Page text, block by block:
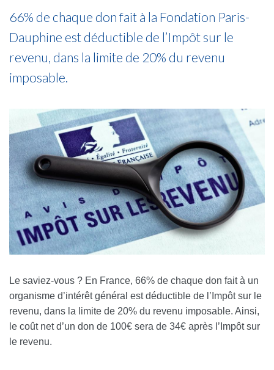
66% de chaque don fait à la Fondation Paris-
Dauphine est déductible de l’Impôt sur le
revenu, dans la limite de 20% du revenu
imposable.
Le saviez-vous ? En France, 66% de chaque don fait à un
organisme d’intérêt général est déductible de l’Impôt sur le
revenu, dans la limite de 20% du revenu imposable. Ainsi,
le coût net d’un don de 100€ sera de 34€ après l’Impôt sur
le revenu.